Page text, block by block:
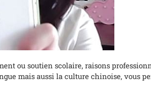
ou soutien scolaire, raisons
mais aussi la culture chinoise, vous